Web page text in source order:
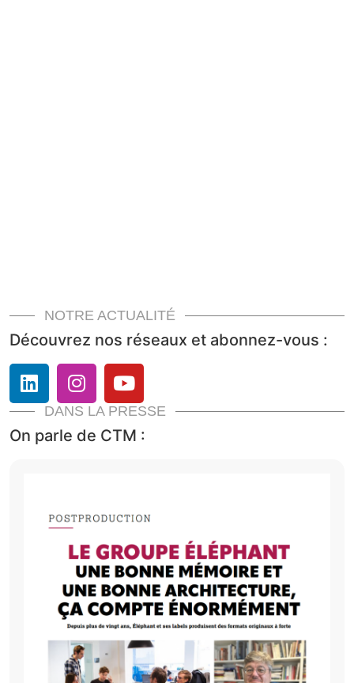
NOTRE ACTUALITÉ
Découvrez nos réseaux et abonnez-vous :
DANS LA PRESSE
On parle de CTM :